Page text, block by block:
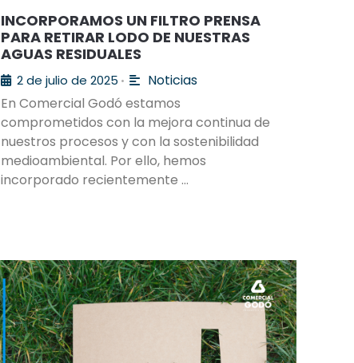
INCORPORAMOS UN FILTRO PRENSA
PARA RETIRAR LODO DE NUESTRAS
AGUAS RESIDUALES
2 de julio de 2025 •
Noticias
En Comercial Godó estamos
comprometidos con la mejora continua de
nuestros procesos y con la sostenibilidad
medioambiental. Por ello, hemos
incorporado recientemente …